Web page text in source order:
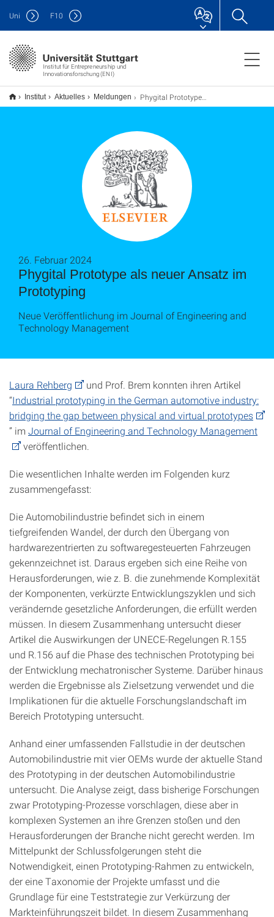
Institut für Entrepreneurship und
Innovationsforschung (ENI)
Uni F10
Institut Aktuelles Meldungen Phygital Prototype als neuer Ansatz im Prototyping
Phygital Prototype als neuer Ansatz im
Prototyping
26. Februar 2024
Neue Veröffentlichung im Journal of Engineering and
Technology Management
Laura Rehberg
und Prof. Brem konnten ihren Artikel
“Industrial prototyping in the German automotive industry:
bridging the gap between physical and virtual prototypes
” im Journal of Engineering and Technology Management
veröffentlichen.
Die wesentlichen Inhalte werden im Folgenden kurz
zusammengefasst:
Die Automobilindustrie befindet sich in einem
tiefgreifenden Wandel, der durch den Übergang von
hardwarezentrierten zu softwaregesteuerten Fahrzeugen
gekennzeichnet ist. Daraus ergeben sich eine Reihe von
Herausforderungen, wie z. B. die zunehmende Komplexität
der Komponenten, verkürzte Entwicklungszyklen und sich
verändernde gesetzliche Anforderungen, die erfüllt werden
müssen. In diesem Zusammenhang untersucht dieser
Artikel die Auswirkungen der UNECE-Regelungen R.155
und R.156 auf die Phase des technischen Prototyping bei
der Entwicklung mechatronischer Systeme. Darüber hinaus
werden die Ergebnisse als Zielsetzung verwendet und die
Implikationen für die aktuelle Forschungslandschaft im
Bereich Prototyping untersucht.
Anhand einer umfassenden Fallstudie in der deutschen
Automobilindustrie mit vier OEMs wurde der aktuelle Stand
des Prototyping in der deutschen Automobilindustrie
untersucht. Die Analyse zeigt, dass bisherige Forschungen
zwar Prototyping-Prozesse vorschlagen, diese aber in
komplexen Systemen an ihre Grenzen stoßen und den
Herausforderungen der Branche nicht gerecht werden. Im
Mittelpunkt der Schlussfolgerungen steht die
Notwendigkeit, einen Prototyping-Rahmen zu entwickeln,
der eine Taxonomie der Projekte umfasst und die
Grundlage für eine Teststrategie zur Verkürzung der
Markteinführungszeit bildet. In diesem Zusammenhang